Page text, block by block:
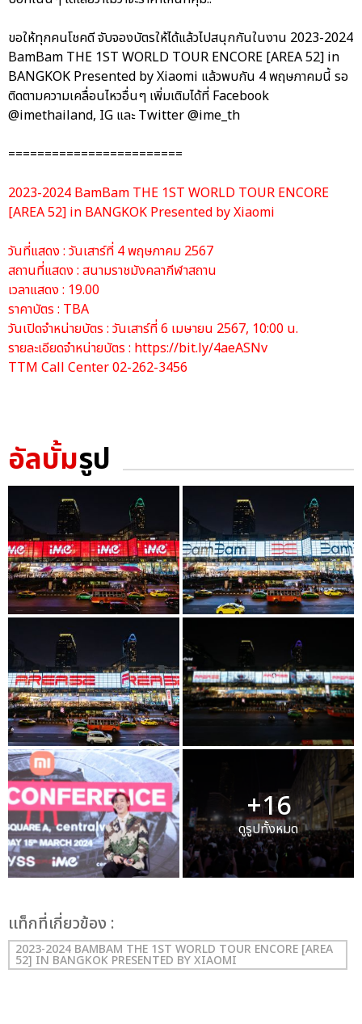
ขอให้ทุกคนโชคดี จับจองบัตรให้ได้แล้วไปสนุกกันในงาน 2023-2024
BamBam THE 1ST WORLD TOUR ENCORE [AREA 52] in
BANGKOK Presented by Xiaomi แล้วพบกัน 4 พฤษภาคมนี้ รอ
ติดตามความเคลื่อนไหวอื่นๆ เพิ่มเติมได้ที่ Facebook
@imethailand, IG และ Twitter @ime_th
========================
2023-2024 BamBam THE 1ST WORLD TOUR ENCORE
[AREA 52] in BANGKOK Presented by Xiaomi
วันที่แสดง : วันเสาร์ที่ 4 พฤษภาคม 2567
สถานที่แสดง : สนามราชมังคลากีฬาสถาน
เวลาแสดง : 19.00
ราคาบัตร : TBA
วันเปิดจำหน่ายบัตร : วันเสาร์ที่ 6 เมษายน 2567, 10:00 น.
รายละเอียดจำหน่ายบัตร : https://bit.ly/4aeASNv
TTM Call Center 02-262-3456
อัลบั้มรูป
+16
ดูรูปทั้งหมด
เเท็กที่เกี่ยวข้อง :
2023-2024 BAMBAM THE 1ST WORLD TOUR ENCORE [AREA
52] IN BANGKOK PRESENTED BY XIAOMI